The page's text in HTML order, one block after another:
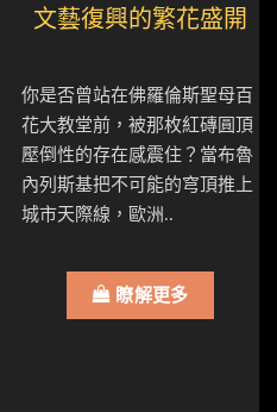
文藝復興的繁花盛開
你是否曾站在佛羅倫斯聖母百
花大教堂前，被那枚紅磚圓頂
壓倒性的存在感震住？當布魯
內列斯基把不可能的穹頂推上
城市天際線，歐洲..
瞭解更多